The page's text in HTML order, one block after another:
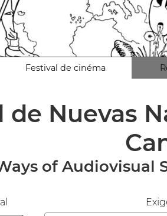
Festival de cinéma
de Nuevas
of Audiovisual